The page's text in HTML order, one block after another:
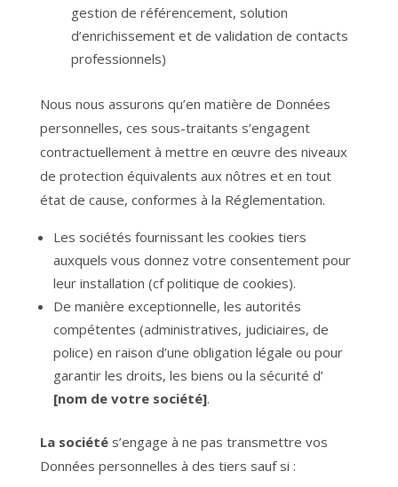
gestion de référencement, solution
d’enrichissement et de validation de contacts
professionnels)
Nous nous assurons qu’en matière de Données
personnelles, ces sous-traitants s’engagent
contractuellement à mettre en œuvre des niveaux
de protection équivalents aux nôtres et en tout
état de cause, conformes à la Réglementation.
Les sociétés fournissant les cookies tiers
auxquels vous donnez votre consentement pour
leur installation (cf politique de cookies).
De manière exceptionnelle, les autorités
compétentes (administratives, judiciaires, de
police) en raison d’une obligation légale ou pour
garantir les droits, les biens ou la sécurité d’
[nom de votre société].
La société s’engage à ne pas transmettre vos
Données personnelles à des tiers sauf si :